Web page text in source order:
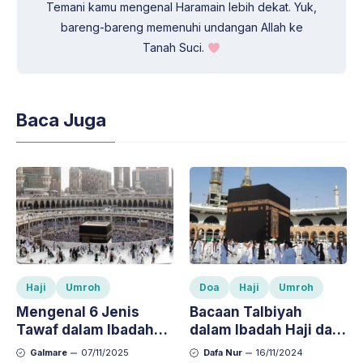
Temani kamu mengenal Haramain lebih dekat. Yuk,
bareng-bareng memenuhi undangan Allah ke
Tanah Suci.
Baca Juga
Haji Umroh
Mengenal 6 Jenis
Tawaf dalam Ibadah
Haji dan Umroh,
Galmare 07/11/2025
Doa Haji Umroh
Bacaan Talbiyah
dalam Ibadah Haji dan
Umroh: Arti dan
Dafa Nur 16/11/2024